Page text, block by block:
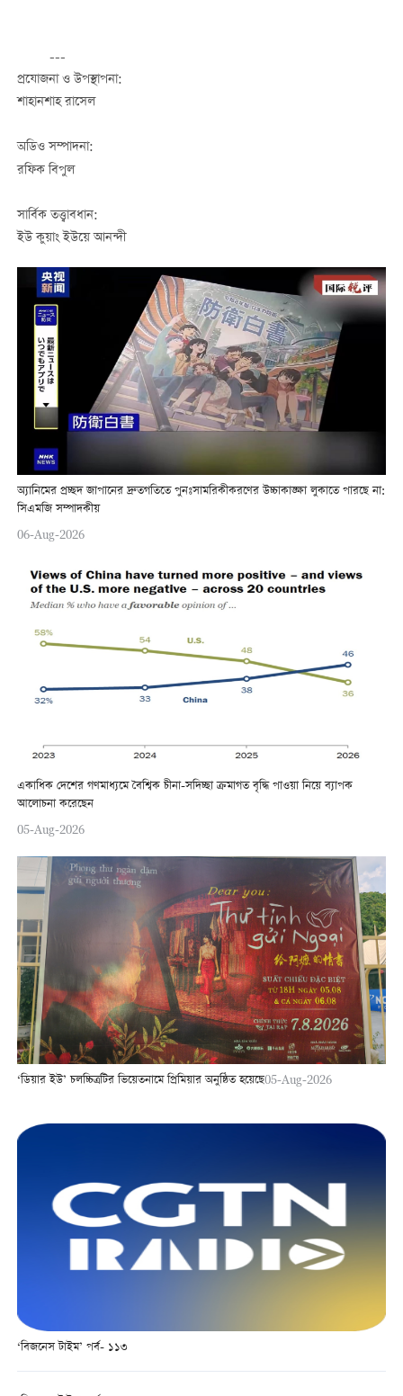
---
প্রযোজনা ও উপস্থাপনা:
শাহানশাহ রাসেল
অডিও সম্পাদনা:
রফিক বিপুল
সার্বিক তত্ত্বাবধান:
ইউ কুয়াং ইউয়ে আনন্দী
অ্যানিমের প্রচ্ছদ জাপানের দ্রুতগতিতে পুনঃসামরিকীকরণের উচ্চাকাঙ্ক্ষা লুকাতে পারছে না:
সিএমজি সম্পাদকীয়
06-Aug-2026
একাধিক দেশের গণমাধ্যমে বৈশ্বিক চীনা-সদিচ্ছা ক্রমাগত বৃদ্ধি পাওয়া নিয়ে ব্যাপক
আলোচনা করেছেন
05-Aug-2026
‘ডিয়ার ইউ’ চলচ্চিত্রটির ভিয়েতনামে প্রিমিয়ার অনুষ্ঠিত হয়েছে05-Aug-2026
‘বিজনেস টাইম’ পর্ব- ১১৩